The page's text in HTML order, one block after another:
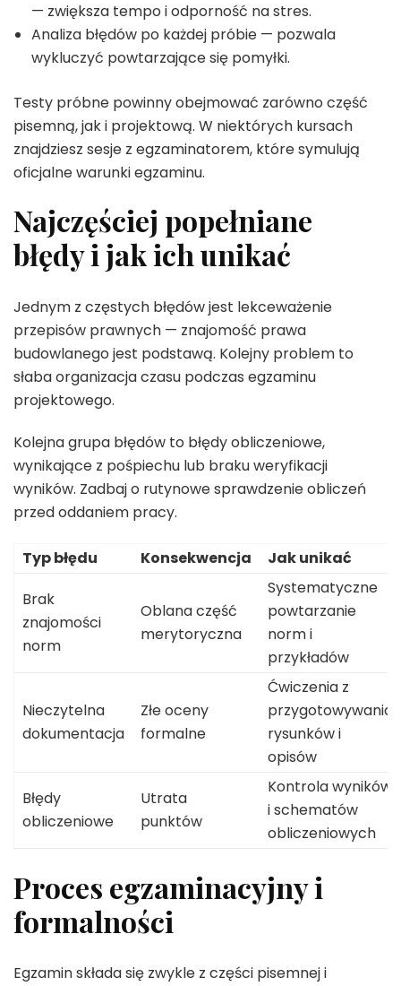
— zwiększa tempo i odporność na stres.
Analiza błędów po każdej próbie — pozwala
wykluczyć powtarzające się pomyłki.
Testy próbne powinny obejmować zarówno część
pisemną, jak i projektową. W niektórych kursach
znajdziesz sesje z egzaminatorem, które symulują
oficjalne warunki egzaminu.
Najczęściej popełniane
błędy i jak ich unikać
Jednym z częstych błędów jest lekceważenie
przepisów prawnych — znajomość prawa
budowlanego jest podstawą. Kolejny problem to
słaba organizacja czasu podczas egzaminu
projektowego.
Kolejna grupa błędów to błędy obliczeniowe,
wynikające z pośpiechu lub braku weryfikacji
wyników. Zadbaj o rutynowe sprawdzenie obliczeń
przed oddaniem pracy.
Typ błędu Konsekwencja
Jak unikać
Brak
znajomości
norm
Oblana część
merytoryczna
Systematyczne
powtarzanie
norm i
przykładów
Nieczytelna
dokumentacja
Złe oceny
formalne
Ćwiczenia z
przygotowywania
rysunków i
opisów
Błędy
obliczeniowe
Utrata
punktów
Kontrola wyników
i schematów
obliczeniowych
Proces egzaminacyjny i
formalności
Egzamin składa się zwykle z części pisemnej i